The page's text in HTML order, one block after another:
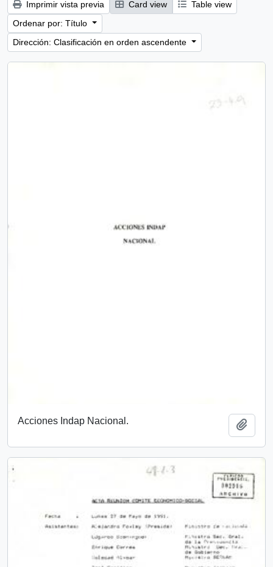
Imprimir vista previa Card view
Table view
Ordenar por: Título
Dirección: Clasificación en orden ascendente
Acciones Indap Nacional.